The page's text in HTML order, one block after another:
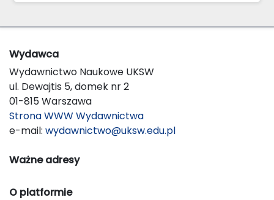
Wydawca
Wydawnictwo Naukowe UKSW
ul. Dewajtis 5, domek nr 2
01-815 Warszawa
Strona WWW Wydawnictwa
e-mail: wydawnictwo@uksw.edu.pl
Ważne adresy
O platformie